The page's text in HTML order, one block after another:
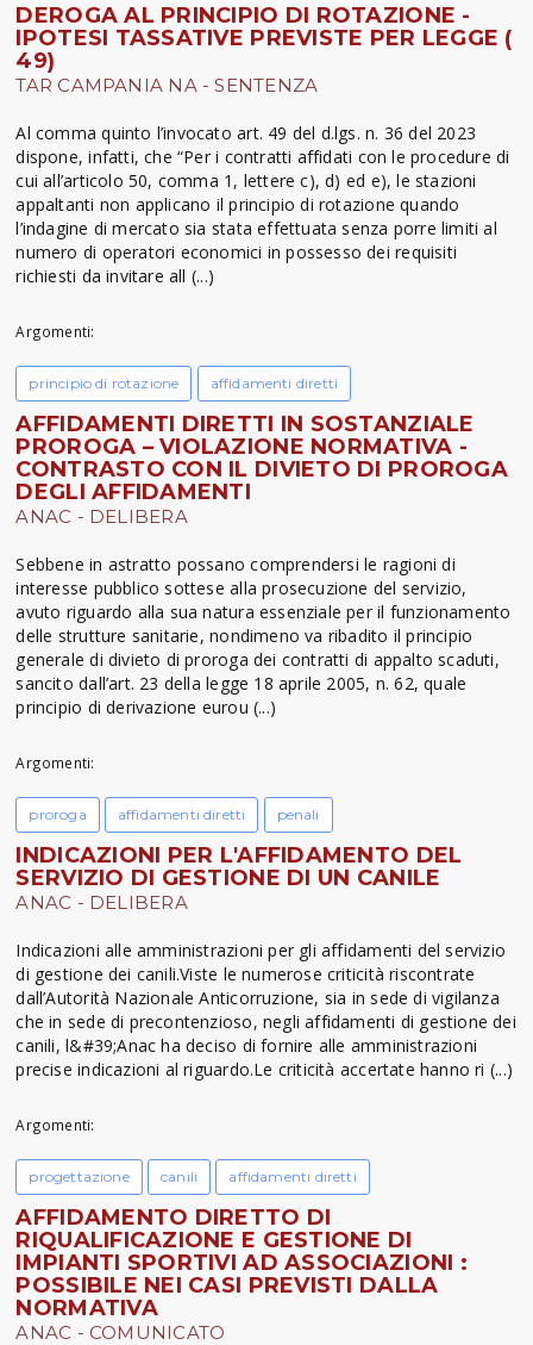
DEROGA AL PRINCIPIO DI ROTAZIONE -
IPOTESI TASSATIVE PREVISTE PER LEGGE (
49)
TAR CAMPANIA NA - SENTENZA
Al comma quinto l’invocato art. 49 del d.lgs. n. 36 del 2023
dispone, infatti, che “Per i contratti affidati con le procedure di
cui all’articolo 50, comma 1, lettere c), d) ed e), le stazioni
appaltanti non applicano il principio di rotazione quando
l’indagine di mercato sia stata effettuata senza porre limiti al
numero di operatori economici in possesso dei requisiti
richiesti da invitare all (...)
Argomenti:
principio di rotazione affidamenti diretti
AFFIDAMENTI DIRETTI IN SOSTANZIALE
PROROGA – VIOLAZIONE NORMATIVA -
CONTRASTO CON IL DIVIETO DI PROROGA
DEGLI AFFIDAMENTI
ANAC - DELIBERA
Sebbene in astratto possano comprendersi le ragioni di
interesse pubblico sottese alla prosecuzione del servizio,
avuto riguardo alla sua natura essenziale per il funzionamento
delle strutture sanitarie, nondimeno va ribadito il principio
generale di divieto di proroga dei contratti di appalto scaduti,
sancito dall’art. 23 della legge 18 aprile 2005, n. 62, quale
principio di derivazione eurou (...)
Argomenti:
proroga affidamenti diretti penali
INDICAZIONI PER L'AFFIDAMENTO DEL
SERVIZIO DI GESTIONE DI UN CANILE
ANAC - DELIBERA
Indicazioni alle amministrazioni per gli affidamenti del servizio
di gestione dei canili.Viste le numerose criticità riscontrate
dall’Autorità Nazionale Anticorruzione, sia in sede di vigilanza
che in sede di precontenzioso, negli affidamenti di gestione dei
canili, l&#39;Anac ha deciso di fornire alle amministrazioni
precise indicazioni al riguardo.Le criticità accertate hanno ri (...)
Argomenti:
progettazione canili affidamenti diretti
AFFIDAMENTO DIRETTO DI
RIQUALIFICAZIONE E GESTIONE DI
IMPIANTI SPORTIVI AD ASSOCIAZIONI :
POSSIBILE NEI CASI PREVISTI DALLA
NORMATIVA
ANAC - COMUNICATO